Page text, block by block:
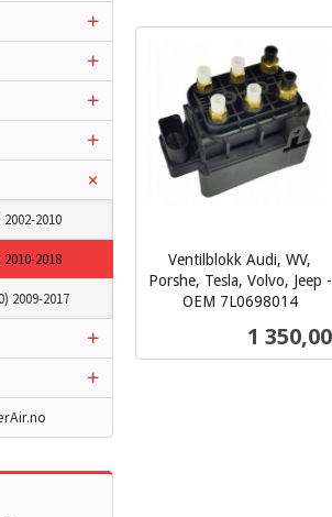
Ventilblokk Audi, WV,
Porshe, Tesla, Volvo, Jeep -
OEM 7L0698014
Pris
1 350,00
2010
2018
2009-2017